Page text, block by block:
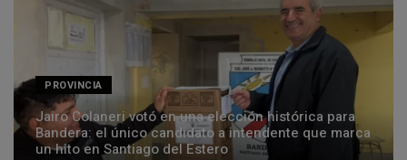
PROVINCIA
Jairo Colaneri votó en una elección histórica para
Bandera: el único candidato a intendente que marca
un hito en Santiago del Estero